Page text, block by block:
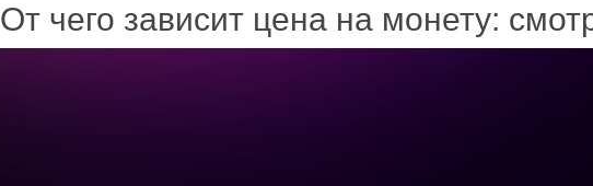
От чего зависит цена на монету: